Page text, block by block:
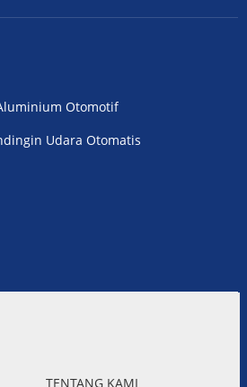
Otomotif
Udara Otomatis
TENTANG KAMI